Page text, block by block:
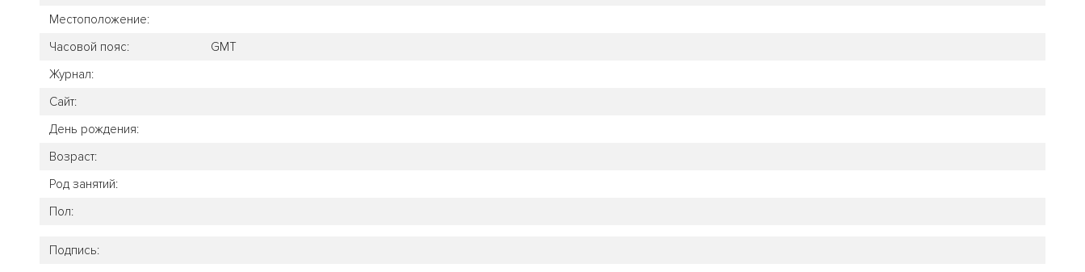
Местоположение:
Часовой пояс:
GMT
Журнал:
Сайт:
День рождения:
Возраст:
Род занятий:
Пол:
Подпись: